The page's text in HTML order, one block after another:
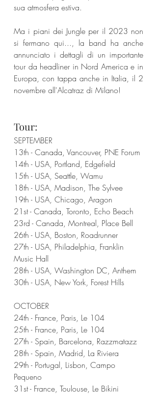
sua atmosfera estiva.
Ma i piani dei Jungle per il 2023 non
si fermano qui..., la band ha anche
annunciato i dettagli di un importante
tour da headliner in Nord America e in
Europa, con tappa anche in Italia, il 2
novembre all'Alcatraz di Milano!
Tour:
SEPTEMBER
13th - Canada, Vancouver, PNE Forum
14th - USA, Portland, Edgefield
15th - USA, Seattle, Wamu
18th - USA, Madison, The Sylvee
19th - USA, Chicago, Aragon
21st - Canada, Toronto, Echo Beach
23rd - Canada, Montreal, Place Bell
26th - USA, Boston, Roadrunner
27th - USA, Philadelphia, Franklin
Music Hall
28th - USA, Washington DC, Anthem
30th - USA, New York, Forest Hills
OCTOBER
24th - France, Paris, Le 104
25th - France, Paris, Le 104
27th - Spain, Barcelona, Razzmatazz
28th - Spain, Madrid, La Riviera
29th - Portugal, Lisbon, Campo
Pequeno
31st - France, Toulouse, Le Bikini